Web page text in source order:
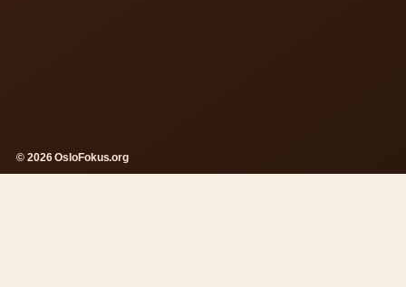
© 2026 OsloFokus.org